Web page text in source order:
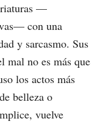
—
con una
y sarcasmo. Sus
mal no es más que
los actos más
belleza o
vuelve